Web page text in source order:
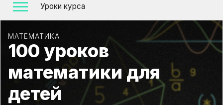
Уроки курса
МАТЕМАТИКА
100 уроков
математики для
детей